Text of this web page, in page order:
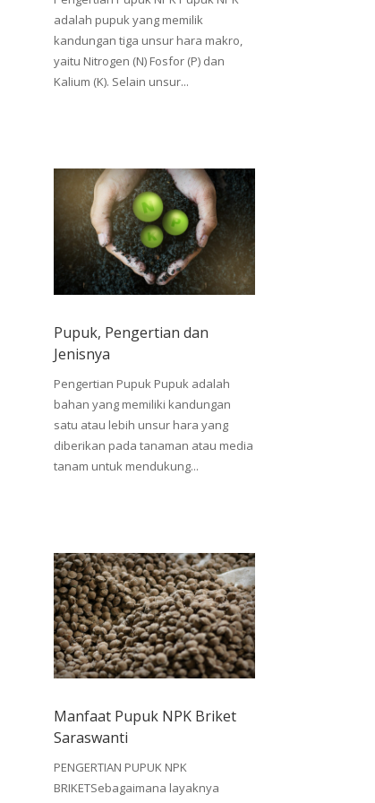
adalah pupuk yang memilik
kandungan tiga unsur hara makro,
yaitu Nitrogen (N) Fosfor (P) dan
Kalium (K). Selain unsur...
Pupuk, Pengertian dan
Jenisnya
Pengertian Pupuk Pupuk adalah
bahan yang memiliki kandungan
satu atau lebih unsur hara yang
diberikan pada tanaman atau media
tanam untuk mendukung...
Manfaat Pupuk NPK Briket
Saraswanti
PENGERTIAN PUPUK NPK
BRIKETSebagaimana layaknya